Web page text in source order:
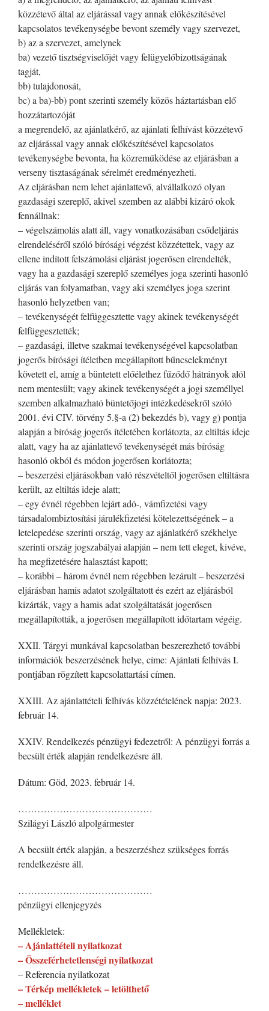
közzétevő által az eljárással vagy annak előkészítésével
kapcsolatos tevékenységbe bevont személy vagy szervezet,
b) az a szervezet, amelynek
ba) vezető tisztségviselőjét vagy felügyelőbizottságának
tagját,
bb) tulajdonosát,
bc) a ba)-bb) pont szerinti személy közös háztartásban elő
hozzátartozóját
a megrendelő, az ajánlatkérő, az ajánlati felhívást közzétevő
az eljárással vagy annak előkészítésével kapcsolatos
tevékenységbe bevonta, ha közreműködése az eljárásban a
verseny tisztaságának sérelmét eredményezheti.
Az eljárásban nem lehet ajánlattevő, alvállalkozó olyan
gazdasági szereplő, akivel szemben az alábbi kizáró okok
fennállnak:
– végelszámolás alatt áll, vagy vonatkozásában csődeljárás
elrendeléséről szóló bírósági végzést közzétettek, vagy az
ellene indított felszámolási eljárást jogerősen elrendelték,
vagy ha a gazdasági szereplő személyes joga szerinti hasonló
eljárás van folyamatban, vagy aki személyes joga szerint
hasonló helyzetben van;
– tevékenységét felfüggesztette vagy akinek tevékenységét
felfüggesztették;
– gazdasági, illetve szakmai tevékenységével kapcsolatban
jogerős bírósági ítéletben megállapított bűncselekményt
követett el, amíg a büntetett előélethez fűződő hátrányok alól
nem mentesült; vagy akinek tevékenységét a jogi személlyel
szemben alkalmazható büntetőjogi intézkedésekről szóló
2001. évi CIV. törvény 5.§-a (2) bekezdés b), vagy g) pontja
alapján a bíróság jogerős ítéletében korlátozta, az eltiltás ideje
alatt, vagy ha az ajánlattevő tevékenységét más bíróság
hasonló okból és módon jogerősen korlátozta;
– beszerzési eljárásokban való részvételtől jogerősen eltiltásra
került, az eltiltás ideje alatt;
– egy évnél régebben lejárt adó-, vámfizetési vagy
társadalombiztosítási járulékfizetési kötelezettségének – a
letelepedése szerinti ország, vagy az ajánlatkérő székhelye
szerinti ország jogszabályai alapján – nem tett eleget, kivéve,
ha megfizetésére halasztást kapott;
– korábbi – három évnél nem régebben lezárult – beszerzési
eljárásban hamis adatot szolgáltatott és ezért az eljárásból
kizárták, vagy a hamis adat szolgáltatását jogerősen
megállapították, a jogerősen megállapított időtartam végéig.
XXII. Tárgyi munkával kapcsolatban beszerezhető további
információk beszerzésének helye, címe: Ajánlati felhívás I.
pontjában rögzített kapcsolattartási címen.
XXIII. Az ajánlattételi felhívás közzétételének napja: 2023.
február 14.
XXIV. Rendelkezés pénzügyi fedezetről: A pénzügyi forrás a
becsült érték alapján rendelkezésre áll.
Dátum: Göd, 2023. február 14.
……………………………………
Szilágyi László alpolgármester
A becsült érték alapján, a beszerzéshez szükséges forrás
rendelkezésre áll.
……………………………………
pénzügyi ellenjegyzés
Mellékletek:
– Ajánlattételi nyilatkozat
– Összeférhetetlenségi nyilatkozat
– Referencia nyilatkozat
– Térkép mellékletek – letölthető
– melléklet